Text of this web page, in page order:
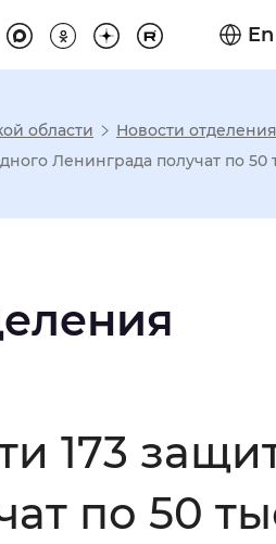
En
засечками
Инверсивный
области
Новости отделения
Ленинграда получат по 50
173
по 50